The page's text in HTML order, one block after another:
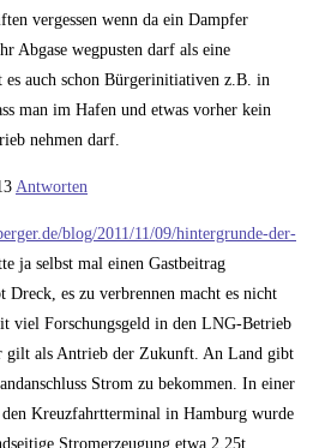
vergessen wenn da ein Dampfer
Abgase wegpusten darf als eine
es auch schon Bürgerinitiativen z.B. in
man im Hafen und etwas vorher kein
nehmen darf.
Antworten
blog/2011/11/09/hintergrunde-der-
ja selbst mal einen Gastbeitrag
Dreck, es zu verbrennen macht es nicht
viel Forschungsgeld in den LNG-Betrieb
gilt als Antrieb der Zukunft. An Land gibt
Strom zu bekommen. In einer
Kreuzfahrtterminal in Hamburg wurde
Stromerzeugung etwa 2,25t